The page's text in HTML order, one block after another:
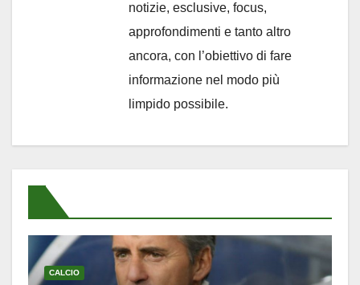
notizie, esclusive, focus,
approfondimenti e tanto altro
ancora, con l’obiettivo di fare
informazione nel modo più
limpido possibile.
CALCIO